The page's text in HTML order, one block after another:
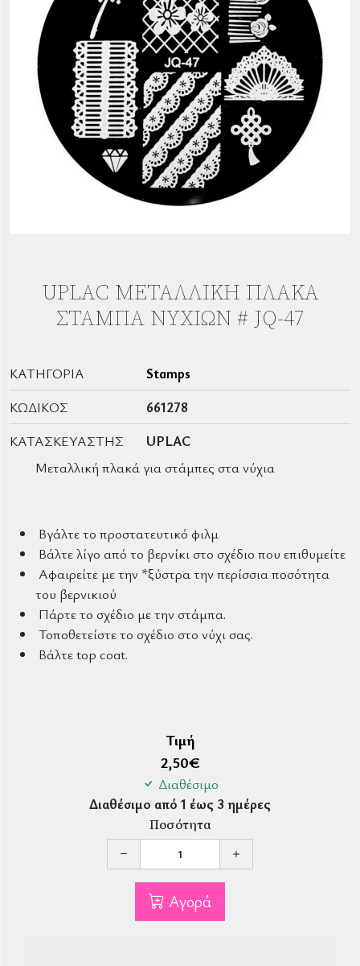
UPLAC ΜΕΤΑΛΛΙΚΉ ΠΛΆΚΑ
ΣΤΆΜΠΑ ΝΥΧΙΏΝ # JQ-47
ΚΑΤΗΓΟΡΊΑ
Stamps
ΚΩΔΙΚΌΣ
661278
ΚΑΤΑΣΚΕΥΑΣΤΉΣ
UPLAC
Μεταλλική πλακά για στάμπες στα νύχια
Βγάλτε το προστατευτικό φιλμ
Βάλτε λίγο από το βερνίκι στο σχέδιο που επιθυμείτε
Αφαιρείτε με την *ξύστρα την περίσσια ποσότητα
του βερνικιού
Πάρτε το σχέδιο με την στάμπα.
Τοποθετείστε το σχέδιο στο νύχι σας.
Βάλτε top coat.
Τιμή
2,50€
Διαθέσιμο
Διαθέσιμο από 1 έως 3 ημέρες
Ποσότητα
Αγορά